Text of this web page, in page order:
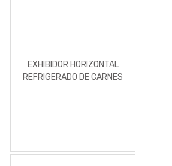
EXHIBIDOR HORIZONTAL
REFRIGERADO DE CARNES